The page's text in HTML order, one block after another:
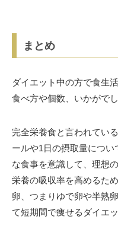
まとめ
ダイエット中の方で食生
食べ方や個数、いかがで
完全栄養食と言われてい
ールや1日の摂取量につ
な食事を意識して、理想
栄養の吸収率を高めるた
卵、つまりゆで卵や半熟
て短期間で痩せるダイエ